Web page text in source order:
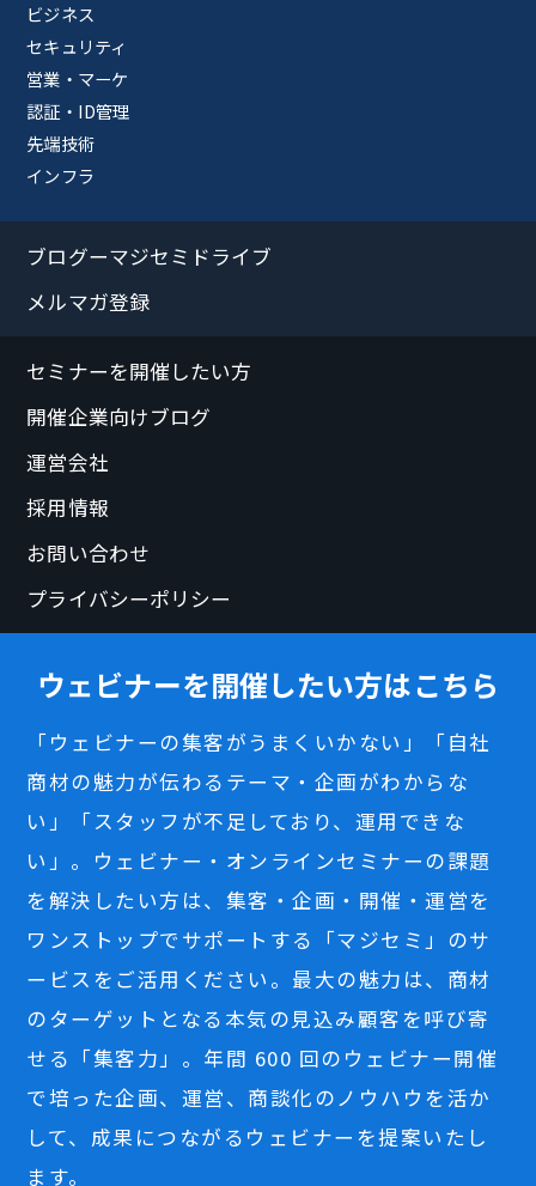
ビジネス
セキュリティ
営業・マーケ
認証・ID管理
先端技術
インフラ
ブログーマジセミドライブ
メルマガ登録
セミナーを開催したい方
開催企業向けブログ
運営会社
採用情報
お問い合わせ
プライバシーポリシー
ウェビナーを開催したい方はこちら
「ウェビナーの集客がうまくいかない」「自社
商材の魅力が伝わるテーマ・企画がわからな
い」「スタッフが不足しており、運用できな
い」。ウェビナー・オンラインセミナーの課題
を解決したい方は、集客・企画・開催・運営を
ワンストップでサポートする「マジセミ」のサ
ービスをご活用ください。最大の魅力は、商材
のターゲットとなる本気の見込み顧客を呼び寄
せる「集客力」。年間 600 回のウェビナー開催
で培った企画、運営、商談化のノウハウを活か
して、成果につながるウェビナーを提案いたし
ます。